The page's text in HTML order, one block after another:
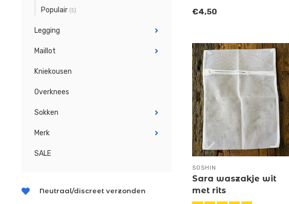
Populair (5)
Legging
Maillot
Kniekousen
Overknees
Sokken
Merk
SALE
Neutraal/discreet verzonden
€4,50
SOSHIN
Sara waszakje wit
met rits